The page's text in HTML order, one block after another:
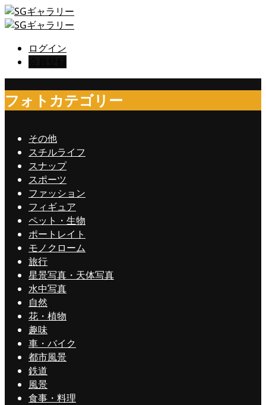
ログイン
フォトカテゴリー
その他
スチルライフ
スナップ
スポーツ
ファッション
フィギュア
ペット・生物
ポートレイト
モノクローム
旅行
星景写真・天体写真
水中写真
自然
花・植物
趣味
車・バイク
都市風景
鉄道
風景
食事・料理